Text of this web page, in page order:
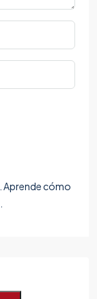
Aprende cómo